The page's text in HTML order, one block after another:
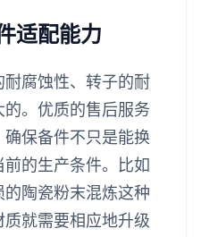
适配能力
腐蚀性、转子的耐
。优质的售后服务
保备件不只是能换
前的生产条件。比如
陶瓷粉末混炼这种
就需要相应地升级